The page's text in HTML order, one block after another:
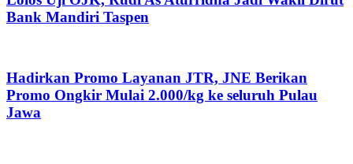
Bank Mandiri Taspen
Hadirkan Promo Layanan JTR, JNE Berikan
Promo Ongkir Mulai 2.000/kg ke seluruh Pulau
Jawa